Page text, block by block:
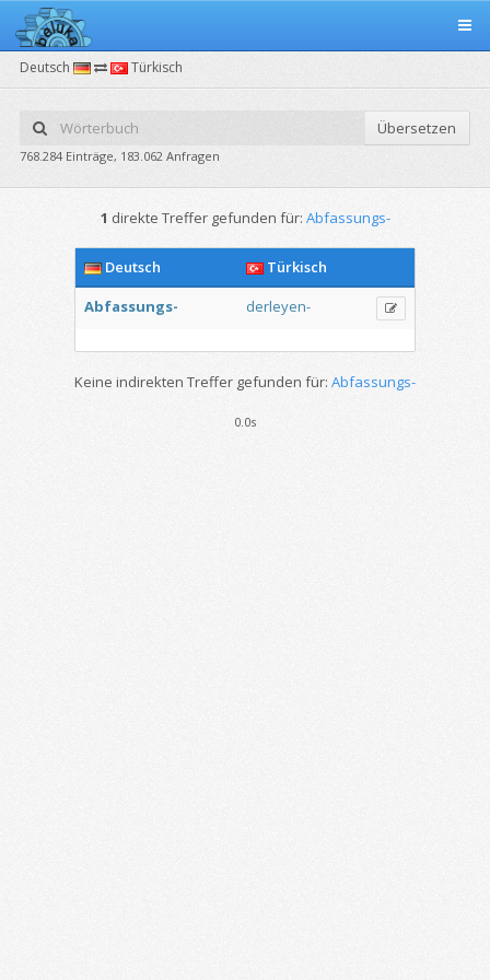
Deutsch Türkisch
Übersetzen
768.284 Einträge, 183.062 Anfragen
1 direkte Treffer gefunden für: Abfassungs-
Deutsch
Türkisch
Abfassungs-
derleyen-
Keine indirekten Treffer gefunden für: Abfassungs-
0.0s